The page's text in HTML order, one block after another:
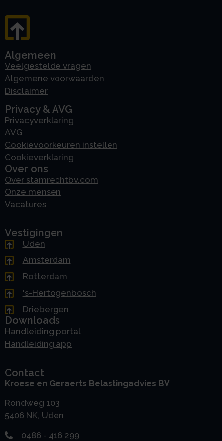
Algemeen
Veelgestelde vragen
Algemene voorwaarden
Disclaimer
Privacy & AVG
Privacyverklaring
AVG
Cookievoorkeuren instellen
Cookieverklaring
Over ons
Over stamrechtbv.com
Onze mensen
Vacatures
Vestigingen
Uden
Amsterdam
Rotterdam
's-Hertogenbosch
Driebergen
Downloads
Handleiding portal
Handleiding app
Contact
Kroese en Geraerts Belastingadvies BV
Rondweg 103
5406 NK, Uden
0486 - 416 299